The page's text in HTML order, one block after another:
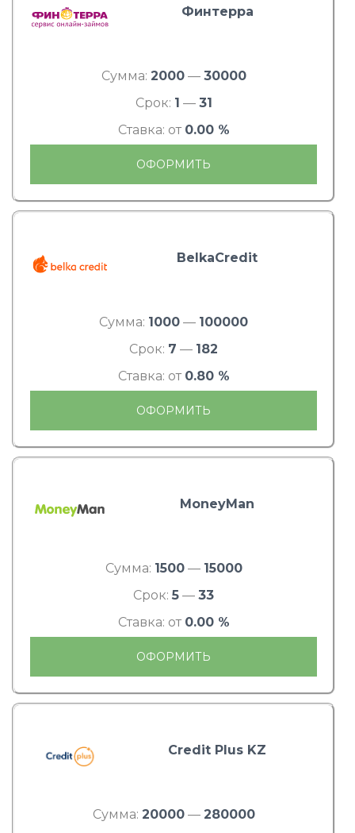
Финтерра
Сумма: 2000— 30000
Срок: 1 — 31
Ставка: от 0.00 %
ОФОРМИТЬ
BelkaCredit
Сумма: 1000 — 100000
Срок: 7 — 182
Ставка: от 0.80 %
ОФОРМИТЬ
MoneyMan
Сумма: 1500— 15000
Срок: 5 — 33
Ставка: от 0.00 %
ОФОРМИТЬ
Credit Plus KZ
Сумма: 20000— 280000